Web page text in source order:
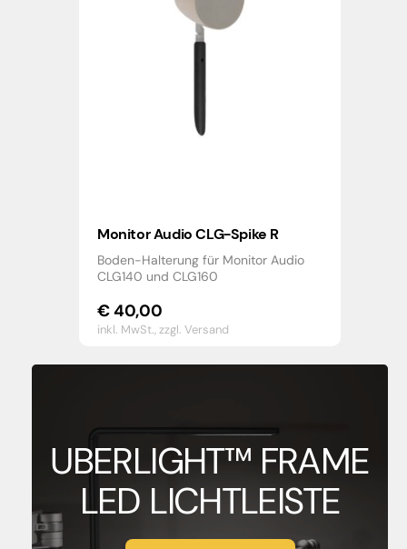
Monitor Audio CLG-Spike R
Boden-Halterung für Monitor Audio
CLG140 und CLG160
€40,00
inkl. MwSt.,zzgl. Versand
UBERLIGHT™ FRAME
LED LICHTLEISTE